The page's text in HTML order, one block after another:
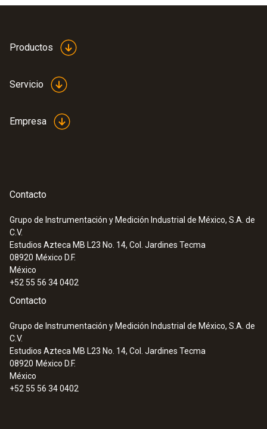
Productos
Servicio
Empresa
Contacto
Grupo de Instrumentación y Medición Industrial de México, S.A. de
C.V.
Estudios Azteca MB L23 No. 14, Col. Jardines Tecma
08920 México D.F.
México
+52 55 56 34 0402
Contacto
Grupo de Instrumentación y Medición Industrial de México, S.A. de
C.V.
Estudios Azteca MB L23 No. 14, Col. Jardines Tecma
08920 México D.F.
México
+52 55 56 34 0402